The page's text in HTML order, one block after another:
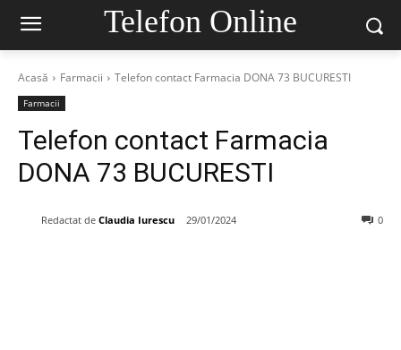
Telefon Online
Acasă Farmacii Telefon contact Farmacia DONA 73 BUCURESTI
Farmacii
Telefon contact Farmacia
DONA 73 BUCURESTI
Redactat de Claudia Iurescu 29/01/2024 0